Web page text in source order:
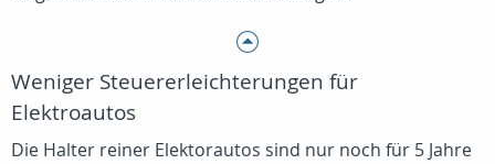
Weniger Steuererleichterungen für
Elektroautos
Die Halter reiner Elektorautos sind nur noch für 5 Jahre